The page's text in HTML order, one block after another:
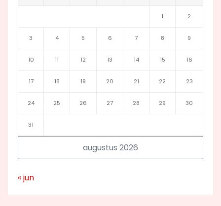
augustus 2026
1 2
3 4 5 6 7 8 9
10 11 12 13 14 15 16
17 18 19 20 21 22 23
24 25 26 27 28 29 30
31
« jun